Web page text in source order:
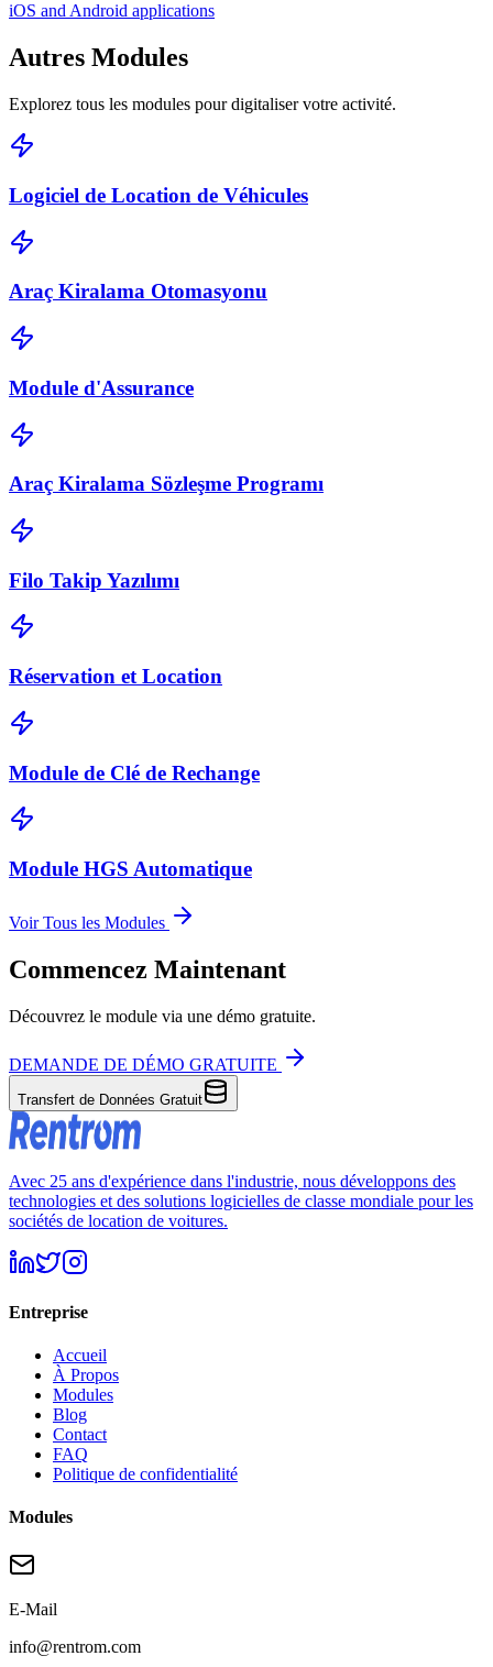
iOS and Android applications
Autres Modules
Explorez tous les modules pour digitaliser votre activité.
Logiciel de Location de Véhicules
Araç Kiralama Otomasyonu
Module d'Assurance
Araç Kiralama Sözleşme Programı
Filo Takip Yazılımı
Réservation et Location
Module de Clé de Rechange
Module HGS Automatique
Voir Tous les Modules
Commencez Maintenant
Découvrez le module via une démo gratuite.
DEMANDE DE DÉMO GRATUITE
Transfert de Données Gratuit
Avec 25 ans d'expérience dans l'industrie, nous développons des
technologies et des solutions logicielles de classe mondiale pour les
sociétés de location de voitures.
Entreprise
Accueil
À Propos
Modules
Blog
Contact
FAQ
Politique de confidentialité
Modules
E-Mail
info@rentrom.com